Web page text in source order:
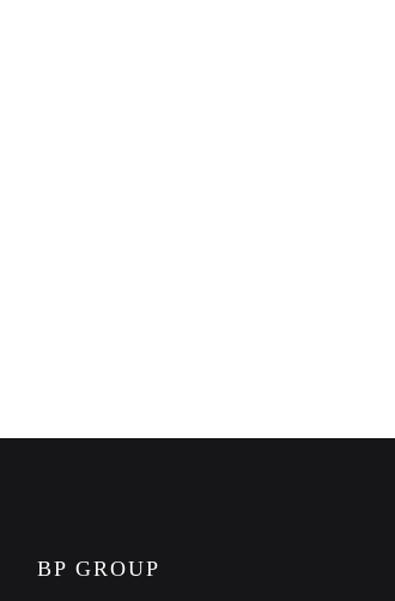
BP GROUP